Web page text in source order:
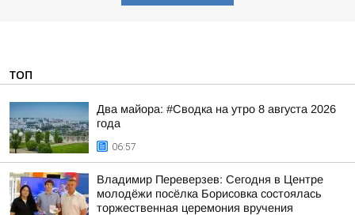
ТОП
Два майора: #Сводка на утро 8 августа 2026
года
06:57
Владимир Переверзев: Сегодня в Центре
молодёжи посёлка Борисовка состоялась
торжественная церемония вручения